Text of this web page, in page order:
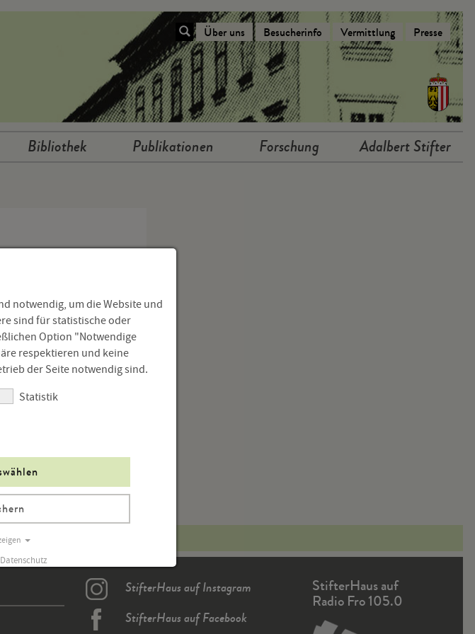
Navigation Über das Stifterhaus
Über uns Besucherinfo Vermittlung Presse
Bibliothek Publikationen Forschung Adalbert Stifter
StifterHaus auf Instagram
StifterHaus auf Facebook
StifterHaus auf
Radio Fro 105.0
notwendig, um die Website und
sind für statistische oder
Option "Notwendige
respektieren und keine
der Seite notwendig sind.
Statistik
Datenschutz